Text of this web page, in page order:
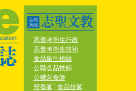
高普考衛生行政
高普考衛生技術
食品衛生檢驗
公職食品技師
公職營養師
營養師│ 食品技師